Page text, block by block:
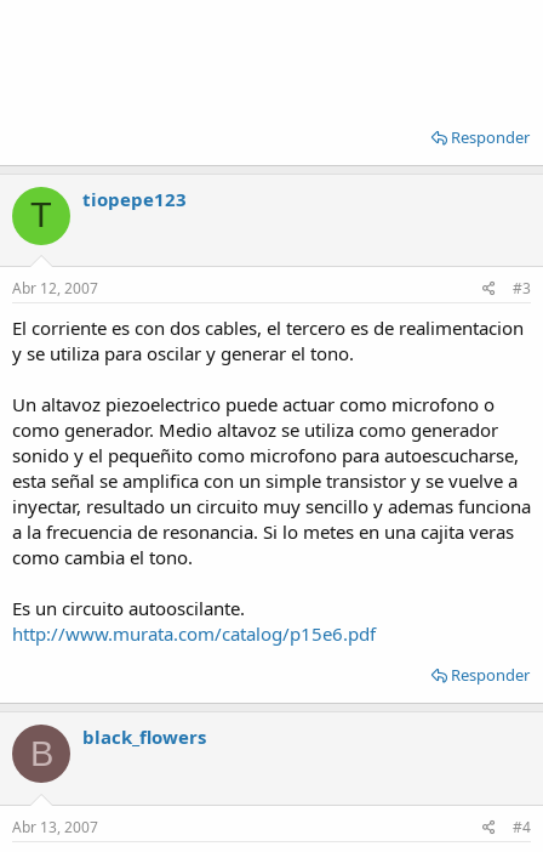
Responder
T tiopepe123
Abr 12, 2007 #3
El corriente es con dos cables, el tercero es de realimentacion
y se utiliza para oscilar y generar el tono.
Un altavoz piezoelectrico puede actuar como microfono o
como generador. Medio altavoz se utiliza como generador
sonido y el pequeñito como microfono para autoescucharse,
esta señal se amplifica con un simple transistor y se vuelve a
inyectar, resultado un circuito muy sencillo y ademas funciona
a la frecuencia de resonancia. Si lo metes en una cajita veras
como cambia el tono.
Es un circuito autooscilante.
http://www.murata.com/catalog/p15e6.pdf
Responder
B black_flowers
Abr 13, 2007 #4